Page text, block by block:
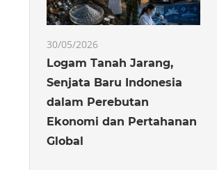
30/05/2026
Logam Tanah Jarang,
Senjata Baru Indonesia
dalam Perebutan
Ekonomi dan Pertahanan
Global